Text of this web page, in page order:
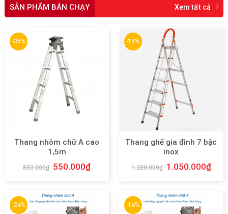
SẢN PHẨM BÁN CHẠY Xem tất cả
-35%
Thang nhôm chữ A cao
1,5m
850.000₫ 550.000₫
-18%
Thang ghế gia đình 7 bậc
inox
1.280.000₫ 1.050.000₫
-24% -14%